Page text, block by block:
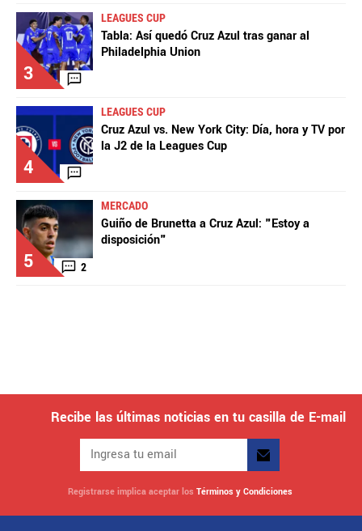
3
LEAGUES CUP
Tabla: Así quedó Cruz Azul tras ganar al
Philadelphia Union
4
LEAGUES CUP
Cruz Azul vs. New York City: Día, hora y TV por
la J2 de la Leagues Cup
5 2
MERCADO
Guiño de Brunetta a Cruz Azul: "Estoy a
disposición"
Recibe las últimas noticias en tu casilla de E-mail
Registrarse implica aceptar los Términos y Condiciones